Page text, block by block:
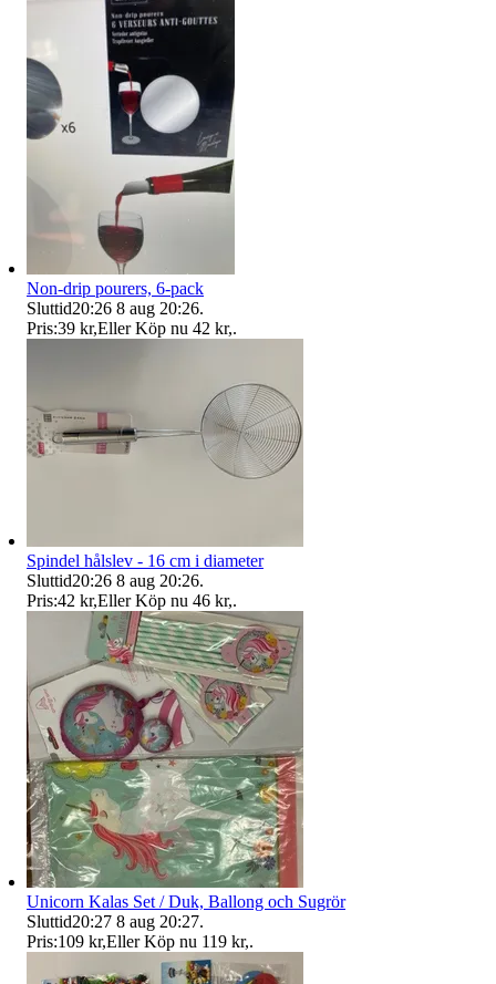
Non-drip pourers, 6-pack
Sluttid20:26 8 aug 20:26.
Pris:39 kr,Eller Köp nu 42 kr,.
Spindel hålslev - 16 cm i diameter
Sluttid20:26 8 aug 20:26.
Pris:42 kr,Eller Köp nu 46 kr,.
Unicorn Kalas Set / Duk, Ballong och Sugrör
Sluttid20:27 8 aug 20:27.
Pris:109 kr,Eller Köp nu 119 kr,.